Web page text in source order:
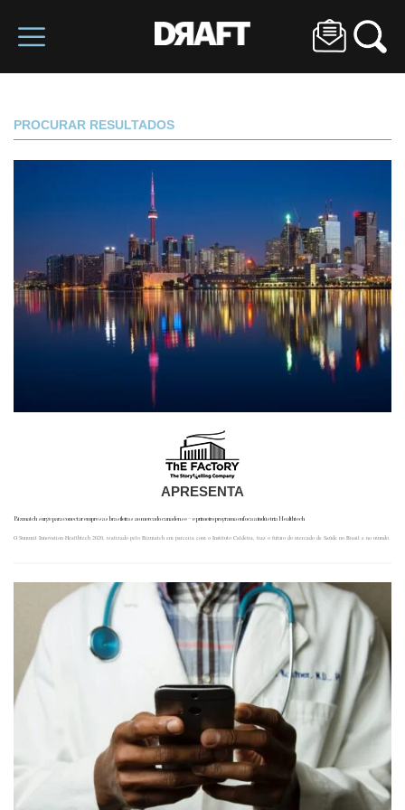
PROCURAR RESULTADOS
APRESENTA
Bizmatch surge para conectar empresas brasileiras ao mercado canadense – e primeiro programa enfoca a indústria Healthtech
O Summit Innovation Healthtech 2020, realizado pelo Bizmatch em parceria com o Instituto Caldeira, traz o futuro do mercado de Saúde no Brasil e no mundo.